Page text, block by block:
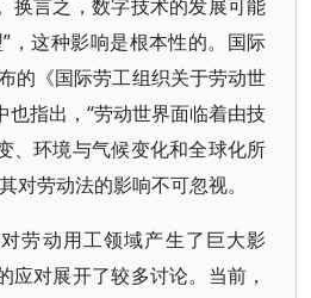
换言之，数字技术的发展可能
，这种影响是根本性的。国际
的《国际劳工组织关于劳动世
也指出，“劳动世界面临着由技
、环境与气候变化和全球化所
对劳动法的影响不可忽视。
劳动用工领域产生了巨大影
应对展开了较多讨论。当前，